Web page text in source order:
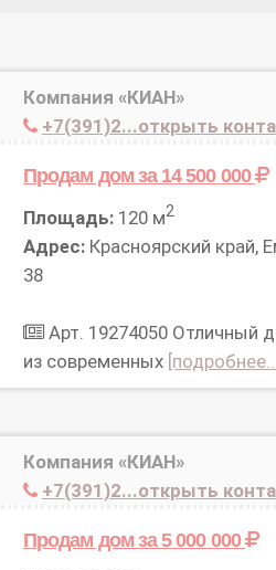
Компания «КИАН»
+7(391)2...открыть
Продам домза 14 500 000
Площадь:120 м2
Адрес:Красноярский край,
38
Арт. 19274050 Отличный
из современных
Компания «КИАН»
+7(391)2...открыть
Продам домза 5 000 000